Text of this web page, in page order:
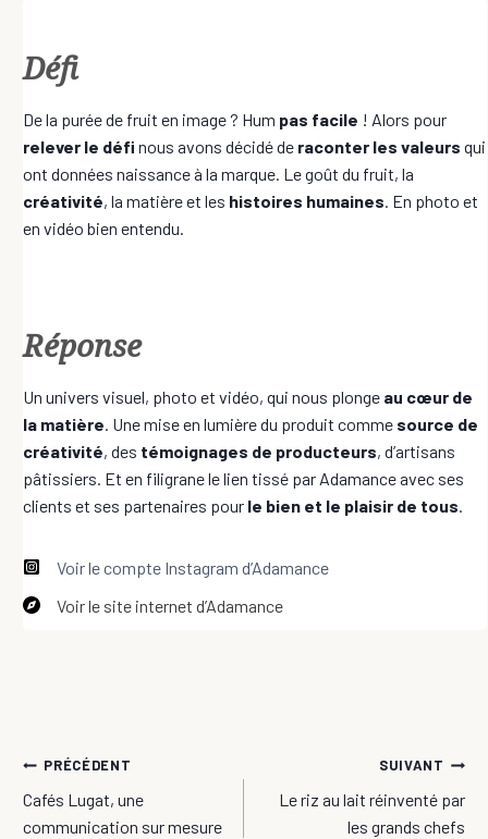
Défi
De la purée de fruit en image ? Hum pas facile ! Alors pour
relever le défi nous avons décidé de raconter les valeurs qui
ont données naissance à la marque. Le goût du fruit, la
créativité, la matière et les histoires humaines. En photo et
en vidéo bien entendu.
Réponse
Un univers visuel, photo et vidéo, qui nous plonge au cœur de
la matière. Une mise en lumière du produit comme source de
créativité, des témoignages de producteurs, d’artisans
pâtissiers. Et en filigrane le lien tissé par Adamance avec ses
clients et ses partenaires pour le bien et le plaisir de tous.
Voir le compte Instagram d’Adamance
Voir le site internet d’Adamance
Navigation
de
PRÉCÉDENT
Cafés Lugat, une
communication sur mesure
SUIVANT
Le riz au lait réinventé par
les grands chefs